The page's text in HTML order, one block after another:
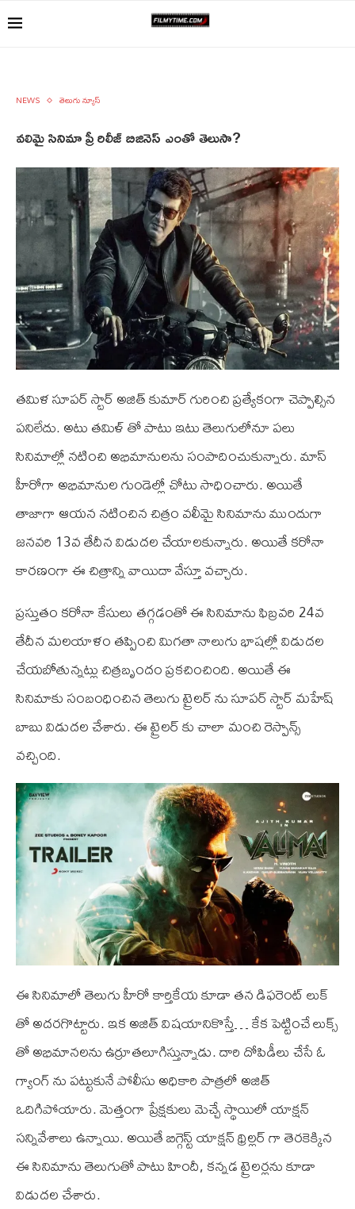
NEWS తెలుగు న్యూస్
వలిమై సినిమా ప్రీ రిలీజ్ బిజినెస్ ఎంతో తెలుసా?
తమిళ సూపర్ స్టార్ అజిత్ కుమార్ గురించి ప్రత్యేకంగా చెప్పాల్సిన
పనిలేదు. అటు తమిళ్ తో పాటు ఇటు తెలుగులోనూ పలు
సినిమాల్లో నటించి అభిమానులను సంపాదించుకున్నారు. మాస్
హీరోగా అభిమానుల గుండెల్లో చోటు సాధించారు. అయితే
తాజాగా ఆయన నటించిన చిత్రం వలీమై సినిమాను ముందుగా
జనవరి 13వ తేదీన విడుదల చేయాలకున్నారు. అయితే కరోనా
కారణంగా ఈ చిత్రాన్ని వాయిదా వేస్తూ వచ్చారు.
ప్రస్తుతం కరోనా కేసులు తగ్గడంతో ఈ సినిమాను ఫిబ్రవరి 24వ
తేదీన మలయాళం తప్పించి మిగతా నాలుగు భాషల్లో విడుదల
చేయబోతున్నట్లు చిత్రబృందం ప్రకచించింది. అయితే ఈ
సినిమాకు సంబంధించిన తెలుగు ట్రైలర్ ను సూపర్ స్టార్ మహేష్
బాబు విడుదల చేశారు. ఈ ట్రైలర్ కు చాలా మంచి రెస్పాన్స్
వచ్చింది.
ఈ సినిమాలో తెలుగు హీరో కార్తికేయ కూడా తన డిఫరెంట్ లుక్
తో అదరగొట్టారు. ఇక అజిత్ విషయానికొస్తే… కేక పెట్టించే లుక్స్
తో అభిమానలను ఉర్రూతలూగిస్తున్నాడు. దారి దోపిడీలు చేసే ఓ
గ్యాంగ్ ను పట్టుకునే పోలీసు అధికారి పాత్రలో అజిత్
ఒదిగిపోయారు. మెత్తంగా ప్రేక్షకులు మెచ్చే స్థాయిలో యాక్షన్
సన్నివేశాలు ఉన్నాయి. అయితే బిగ్గెస్ట్ యాక్షన్ థ్రిల్లర్ గా తెరకెక్కిన
ఈ సినిమాను తెలుగుతో పాటు హిందీ, కన్నడ ట్రైలర్లను కూడా
విడుదల చేశారు.